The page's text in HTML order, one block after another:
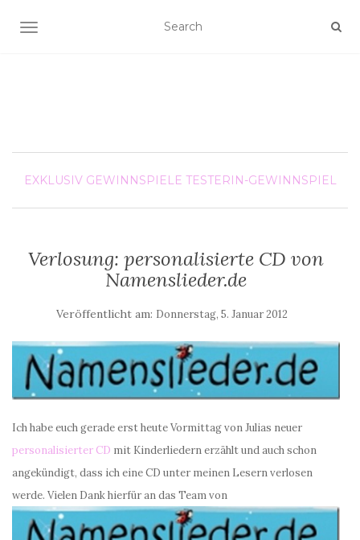
SCHALTE NAVIGATION
EXKLUSIV GEWINNSPIELE TESTERIN-GEWINNSPIEL
Verlosung: personalisierte CD von
Namenslieder.de
Veröffentlicht am: Donnerstag, 5. Januar 2012
Ich habe euch gerade erst heute Vormittag von Julias neuer
personalisierter CD mit Kinderliedern erzählt und auch schon
angekündigt, dass ich eine CD unter meinen Lesern verlosen
werde. Vielen Dank hierfür an das Team von